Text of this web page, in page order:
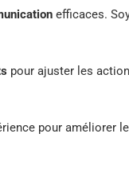
efficaces.
pour ajuster les
pour améliorer